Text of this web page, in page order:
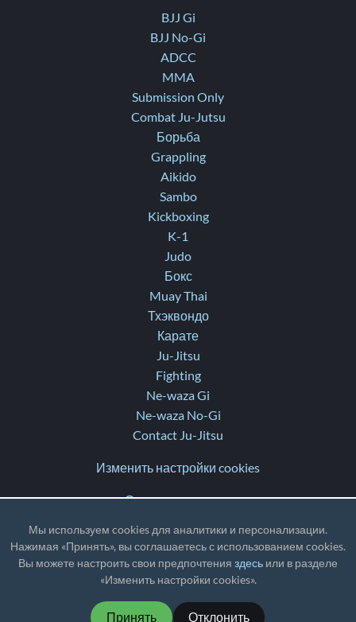
Мы используем cookies для аналитики и персонализации.
Нажимая «Принять», вы соглашаетесь с использованием cookies.
Вы можете настроить свои предпочтения здесь или в разделе
«Изменить настройки cookies».
Принять Отклонить
BJJ Gi
BJJ No-Gi
ADCC
MMA
Submission Only
Combat Ju-Jutsu
Борьба
Grappling
Aikido
Sambo
Kickboxing
K-1
Judo
Бокс
Muay Thai
Тхэквондо
Карате
Ju-Jitsu
Fighting
Ne-waza Gi
Ne-waza No-Gi
Contact Ju-Jitsu
Изменить настройки cookies
Свяжитесь с нами
Заметки о выпуске
TZ : UTC